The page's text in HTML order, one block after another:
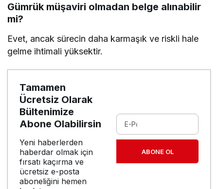
Gümrük müşaviri olmadan belge alınabilir
mi?
Evet, ancak sürecin daha karmaşık ve riskli hale
gelme ihtimali yüksektir.
Tamamen
Ücretsiz Olarak
Bültenimize
Abone Olabilirsin
Yeni haberlerden
haberdar olmak için
fırsatı kaçırma ve
ücretsiz e-posta
aboneliğini hemen
ABONE OL